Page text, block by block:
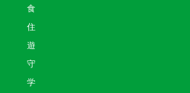
食
住
遊
守
学